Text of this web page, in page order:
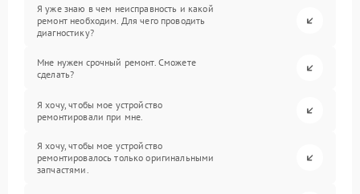
Я уже знаю в чем неисправность и какой
ремонт необходим. Для чего проводить
диагностику?
Мне нужен срочный ремонт. Сможете
сделать?
Я хочу, чтобы мое устройство
ремонтировали при мне.
Я хочу, чтобы мое устройство
ремонтировалось только оригинальными
запчастями.